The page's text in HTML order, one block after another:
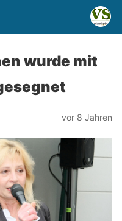
wurde mit
vor 8 Jahren